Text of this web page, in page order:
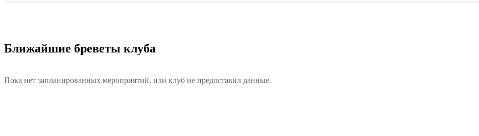
Ближайшие бреветы клуба
Пока нет запланированных мероприятий, или клуб не предоставил данные.